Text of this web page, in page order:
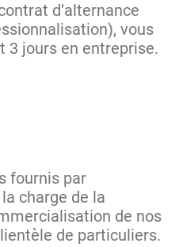
d’alternance
vous
3 jours en entreprise.
fournis par
charge de la
de nos
de particuliers.